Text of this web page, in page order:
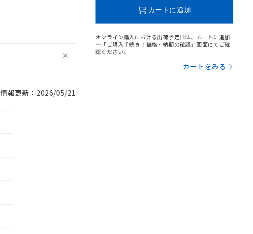
情報更新：2026/05/21
カートに追加
オンライン購入における出荷予定日は、カートに追加
～「ご購入手続き：価格・納期の確認」画面にてご確
認ください。
カートをみる